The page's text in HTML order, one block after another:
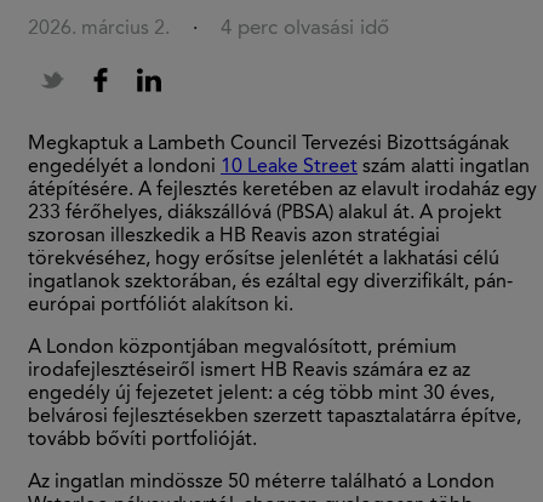
2026. március 2. · 4 perc olvasási idő
Megkaptuk a Lambeth Council Tervezési Bizottságának
engedélyét a londoni 10 Leake Street szám alatti ingatlan
átépítésére. A fejlesztés keretében az elavult irodaház egy
233 férőhelyes, diákszállóvá (PBSA) alakul át. A projekt
szorosan illeszkedik a HB Reavis azon stratégiai
törekvéséhez, hogy erősítse jelenlétét a lakhatási célú
ingatlanok szektorában, és ezáltal egy diverzifikált, pán-
európai portfóliót alakítson ki.
A London központjában megvalósított, prémium
irodafejlesztéseiről ismert HB Reavis számára ez az
engedély új fejezetet jelent: a cég több mint 30 éves,
belvárosi fejlesztésekben szerzett tapasztalatárra építve,
tovább bővíti portfolióját.
Az ingatlan mindössze 50 méterre található a London